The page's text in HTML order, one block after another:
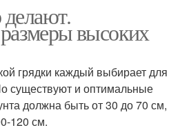
делают.
высоких
грядки каждый выбирает для
существуют и оптимальные
должна быть от 30 до 70 см,
120 см.